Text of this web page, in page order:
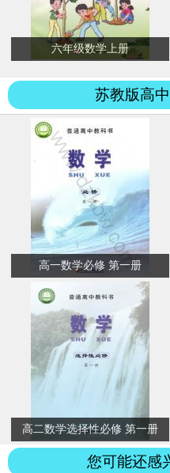
六年级数学上册
苏教版高
高一数学必修 第一册
高二数学选择性必修 第一册
您可能还感